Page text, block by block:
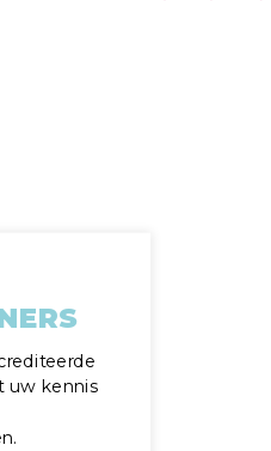
uw kennis